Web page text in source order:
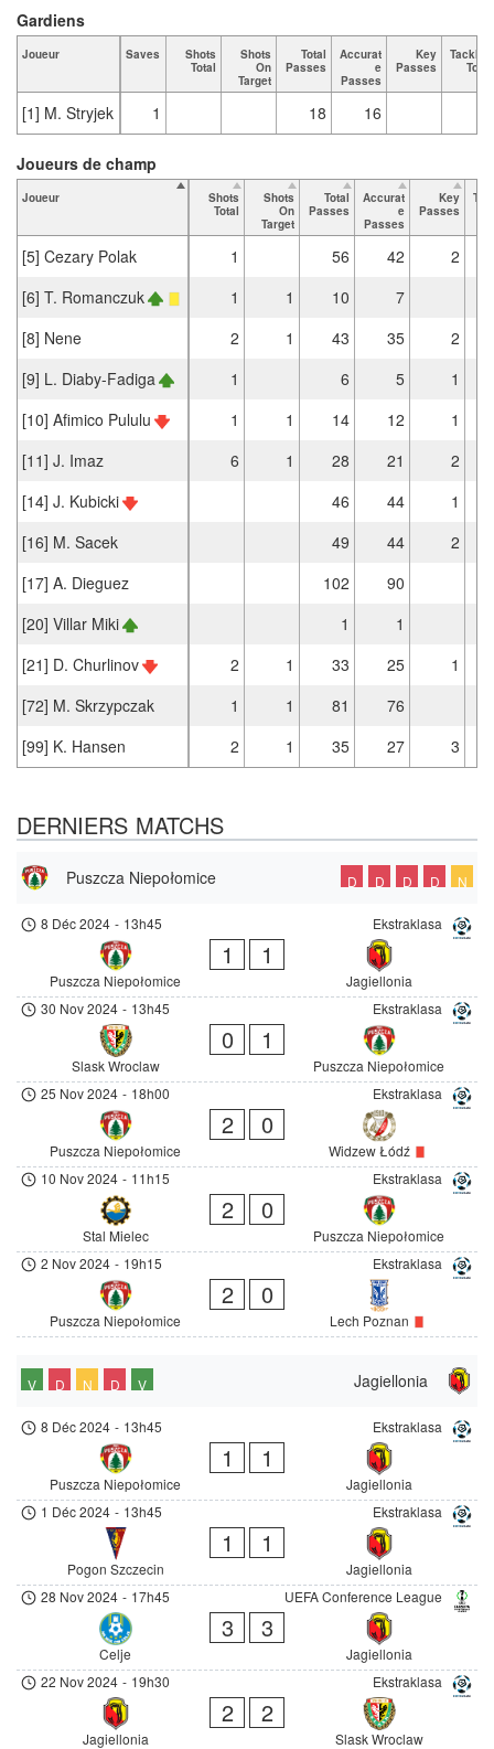
Joueur Saves
Shots
Total
Shots
On
Target
Total
Passes
Accurat
e
Passes
Key
Passes
Tackles
Total
[1] M. Stryjek 1 18 16
Gardiens
Joueur
Shots
Total
Shots
On
Target
Total
Passes
Accurat
e
Passes
Key
Passes
[5] Cezary Polak 1 56 42
2
[6] T. Romanczuk
1 1 10
7
[8] Nene
2 1 43 35
2
[9] L. Diaby-Fadiga
1 6 5
1
[10] Afimico Pululu
1 1 14 12
1
[11] J. Imaz
6 1 28 21
2
[14] J. Kubicki
46 44
1
[16] M. Sacek
49 44
2
[17] A. Dieguez
102
90
[20] Villar Miki
1
1
[21] D. Churlinov
2 1 33 25
1
[72] M. Skrzypczak
1 1 81
76
[99] K. Hansen
2 1 35 27 3
Joueurs de champ
DERNIERS MATCHS
Puszcza Niepołomice D D D D N
Ekstraklasa
8 Déc 2024 - 13h45
Puszcza Niepołomice
1 1
Jagiellonia
Ekstraklasa
30 Nov 2024 - 13h45
Slask Wroclaw
0 1
Puszcza Niepołomice
Ekstraklasa
25 Nov 2024 - 18h00
Puszcza Niepołomice
2 0
Widzew Łódź
Ekstraklasa
10 Nov 2024 - 11h15
Stal Mielec
2 0
Puszcza Niepołomice
Ekstraklasa
2 Nov 2024 - 19h15
Puszcza Niepołomice
2 0
Lech Poznan
Jagiellonia
V D N D V
Ekstraklasa
8 Déc 2024 - 13h45
Puszcza Niepołomice
1 1
Jagiellonia
Ekstraklasa
1 Déc 2024 - 13h45
Pogon Szczecin
1 1
Jagiellonia
UEFA Conference League
28 Nov 2024 - 17h45
Celje
3 3
Jagiellonia
Ekstraklasa
22 Nov 2024 - 19h30
Jagiellonia
2 2
Slask Wroclaw